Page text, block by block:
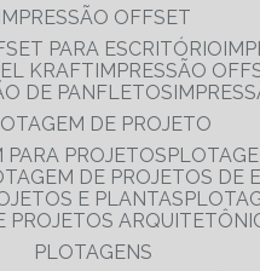
IMPRESSÃO OFFSET
PARA ESCRITÓRIO
KRAFT IMPRESSÃO
DE PANFLETOS
DE PROJETO
PARA PROJETOS
DE PROJETOS DE
E PLANTAS
PROJETOS
PLOTAGENS